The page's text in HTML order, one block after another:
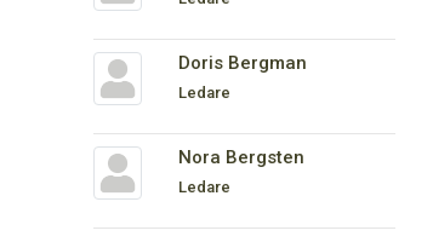
Doris Bergman
Ledare
Nora Bergsten
Ledare